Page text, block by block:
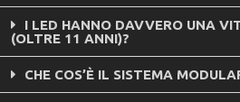
I LED HANNO DAVVERO UNA
(OLTRE 11 ANNI)?
CHE COS’È IL SISTEMA